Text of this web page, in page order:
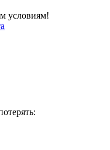
условиям!